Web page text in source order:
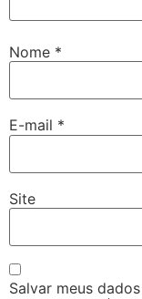
Nome *
E-mail *
Site
Salvar meus